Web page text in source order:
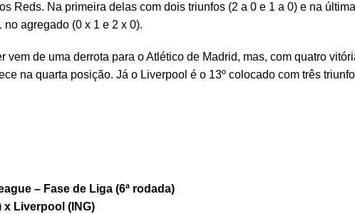
Reds. Na primeira delas com dois triunfos (2 a 0 e 1 a 0) e na
agregado (0 x 1 e 2 x 0).
vem de uma derrota para o Atlético de Madrid, mas, com quatro
na quarta posição. Já o Liverpool é o 13º colocado com três
– Fase de Liga (6ª rodada)
x Liverpool (ING)